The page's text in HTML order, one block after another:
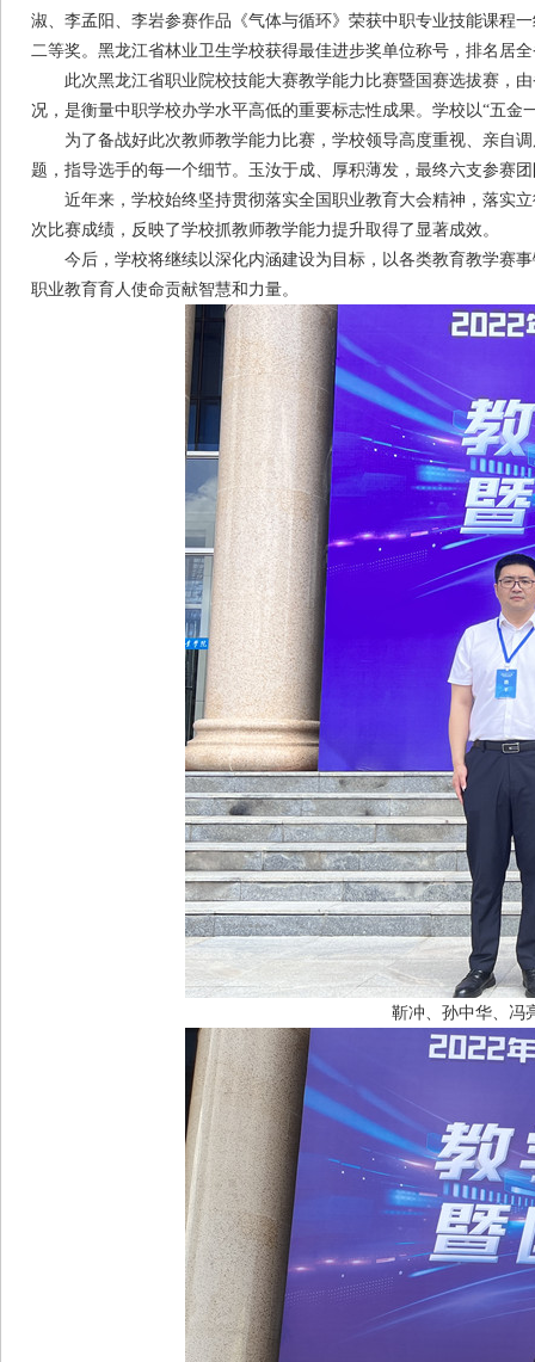
淑、李孟阳、李岩参赛作品《气体与循环》荣获中职专业技能课程
二等奖。黑龙江省林业卫生学校获得最佳进步奖单位称号，排名居
此次黑龙江省职业院校技能大赛教学能力比赛暨国赛选拔赛，由
况，是衡量中职学校办学水平高低的重要标志性成果。学校以“五
为了备战好此次教师教学能力比赛，学校领导高度重视、亲自调
题，指导选手的每一个细节。玉汝于成、厚积薄发，最终六支参赛
近年来，学校始终坚持贯彻落实全国职业教育大会精神，落实立
次比赛成绩，反映了学校抓教师教学能力提升取得了显著成效。
今后，学校将继续以深化内涵建设为目标，以各类教育教学赛事
职业教育育人使命贡献智慧和力量。
靳冲、孙中华、冯